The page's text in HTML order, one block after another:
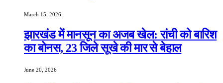
March 15, 2026
झारखंड में मानसून का अजब खेल: रांची को बारिश
का बोनस, 23 जिले सूखे की मार से बेहाल
June 20, 2026